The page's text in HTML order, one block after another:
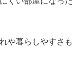
や暮らしやすさも